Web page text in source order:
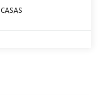
CASAS